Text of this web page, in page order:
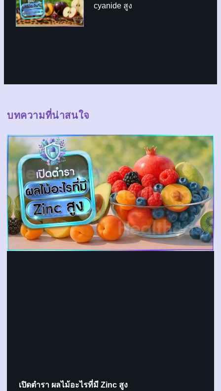
cyanide สูง
บทความที่น่าสนใจ
เปิดตำรา ผลไม้อะไรที่มี Zinc สูง